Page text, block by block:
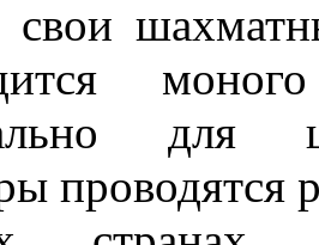
свои
для
проводятся